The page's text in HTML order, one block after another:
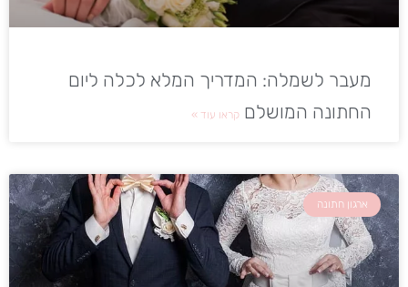
מעבר לשמלה: המדריך המלא לכלה ליום
החתונה המושלם קראו עוד »
ארגון חתונה